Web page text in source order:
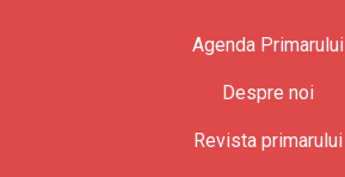
Agenda Primarului
Despre noi
Revista primarului